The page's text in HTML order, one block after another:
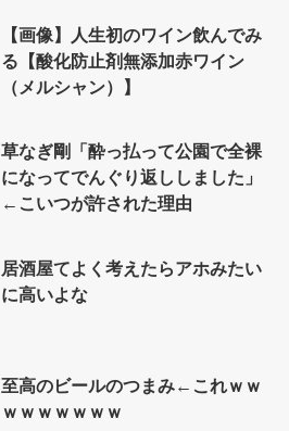
【画像】人生初のワイン飲んでみ
る【酸化防止剤無添加赤ワイン
（メルシャン）】
草なぎ剛「酔っ払って公園で全裸
になってでんぐり返ししました」
←こいつが許された理由
居酒屋てよく考えたらアホみたい
に高いよな
至高のビールのつまみ←これｗｗ
ｗｗｗｗｗｗｗ